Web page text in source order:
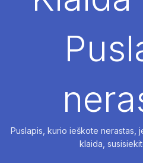
Puslapis, kurio ieškote nerastas,
klaida,